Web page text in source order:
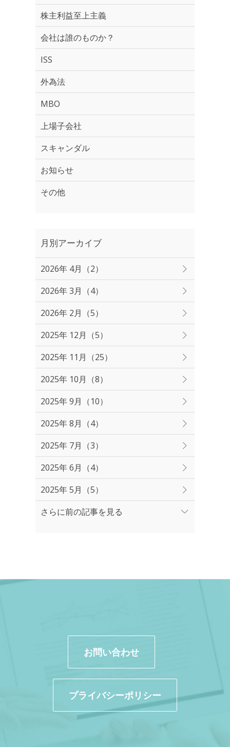
株主利益至上主義
会社は誰のものか？
ISS
外為法
MBO
上場子会社
スキャンダル
お知らせ
その他
月別アーカイブ
2026年 4月（2）
2026年 3月（4）
2026年 2月（5）
2025年 12月（5）
2025年 11月（25）
2025年 10月（8）
2025年 9月（10）
2025年 8月（4）
2025年 7月（3）
2025年 6月（4）
2025年 5月（5）
さらに前の記事を見る
お問い合わせ
プライバシーポリシー